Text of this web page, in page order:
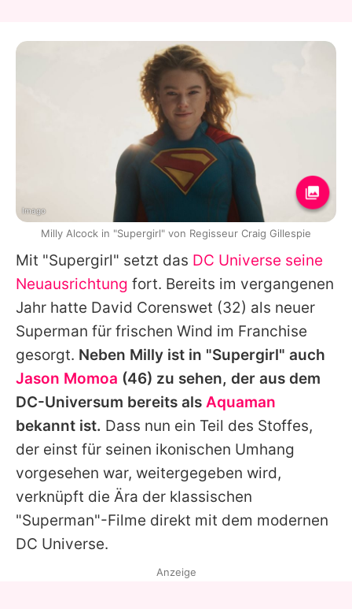
Mit "Supergirl" setzt das DC Universe seine
Neuausrichtung fort. Bereits im vergangenen
Jahr hatte David Corenswet (32) als neuer
Superman für frischen Wind im Franchise
gesorgt. Neben Milly ist in "Supergirl" auch
Jason Momoa (46) zu sehen, der aus dem
DC-Universum bereits als Aquaman
bekannt ist. Dass nun ein Teil des Stoffes,
der einst für seinen ikonischen Umhang
vorgesehen war, weitergegeben wird,
verknüpft die Ära der klassischen
"Superman"-Filme direkt mit dem modernen
DC Universe.
Imago
Milly Alcock in "Supergirl" von Regisseur Craig Gillespie
Anzeige